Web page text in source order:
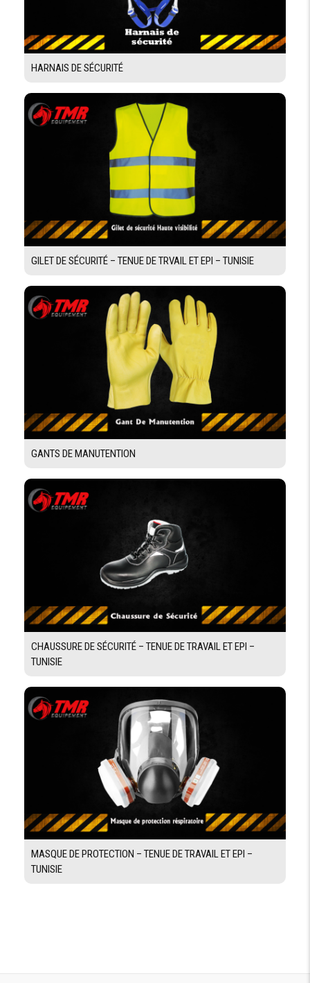
HARNAIS DE SÉCURITÉ
GILET DE SÉCURITÉ – TENUE DE TRVAIL ET EPI – TUNISIE
GANTS DE MANUTENTION
CHAUSSURE DE SÉCURITÉ – TENUE DE TRAVAIL ET EPI –
TUNISIE
MASQUE DE PROTECTION – TENUE DE TRAVAIL ET EPI –
TUNISIE